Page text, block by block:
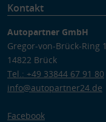
Kontakt
Autopartner GmbH
Gregor-von-Brück-Ring 1
14822 Brück
Tel.: +49 33844 67 91 80
info@autopartner24.de
Facebook